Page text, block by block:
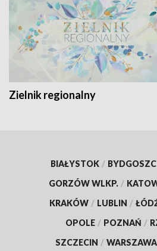
Zielnik regionalny
BIAŁYSTOK /
GORZÓW WLKP. /
KRAKÓW / LUBLIN /
OPOLE / POZNAŃ /
SZCZECIN / WARSZAWA